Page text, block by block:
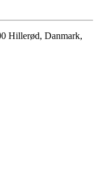
Hillerød, Danmark,